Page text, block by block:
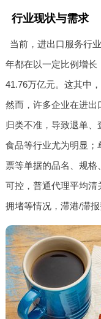
行业现状与需求
当前，进出口服务行
年都在以一定比例增长
41.76万亿元。这其中
然而，许多企业在进
归类不准，导致退单、
食品等行业尤为明显
票等单据的品名、规
可控，普通代理平均清
拥堵等情况，滞港/滞报